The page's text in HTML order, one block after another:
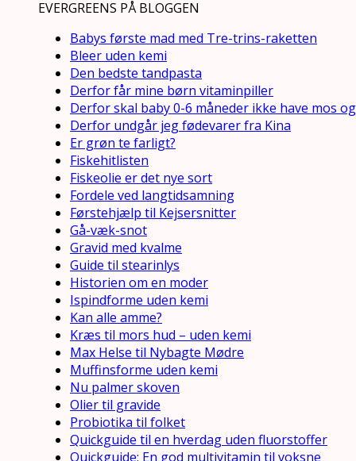
EVERGREENS PÅ BLOGGEN
Babys første mad med Tre-trins-raketten
Bleer uden kemi
Den bedste tandpasta
Derfor får mine børn vitaminpiller
Derfor skal baby 0-6 måneder ikke have mos
Derfor undgår jeg fødevarer fra Kina
Er grøn te farligt?
Fiskehitlisten
Fiskeolie er det nye sort
Fordele ved langtidsamning
Førstehjælp til Kejsersnitter
Gå-væk-snot
Gravid med kvalme
Guide til stearinlys
Historien om en moder
Ispindforme uden kemi
Kan alle amme?
Kræs til mors hud – uden kemi
Max Helse til Nybagte Mødre
Muffinsforme uden kemi
Nu palmer skoven
Olier til gravide
Probiotika til folket
Quickguide til en hverdag uden fluorstoffer
Quickguide: En god multivitamin til voksne